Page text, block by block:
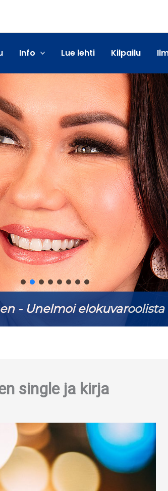
Info Lue lehti Kilpailu
- Unelmoi elokuvaroolista
single ja kirja